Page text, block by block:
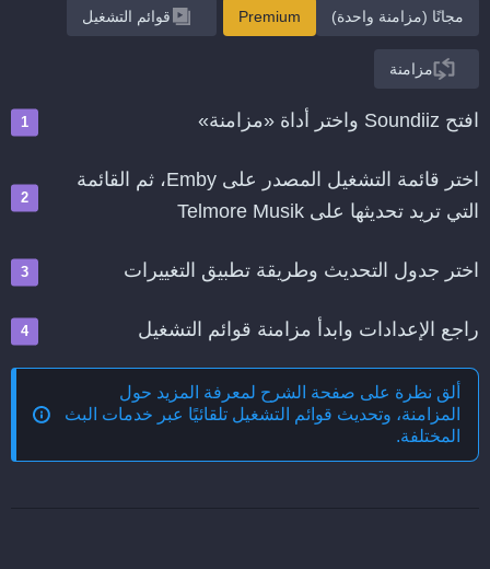
مجانًا (مزامنة واحدة) Premium قوائم التشغيل
مزامنة
افتح Soundiiz واختر أداة «مزامنة»
اختر قائمة التشغيل المصدر على Emby، ثم القائمة
التي تريد تحديثها على Telmore Musik
اختر جدول التحديث وطريقة تطبيق التغييرات
راجع الإعدادات وابدأ مزامنة قوائم التشغيل
ألق نظرة على صفحة الشرح لمعرفة المزيد حول
المزامنة، وتحديث قوائم التشغيل تلقائيًا عبر خدمات البث
المختلفة.